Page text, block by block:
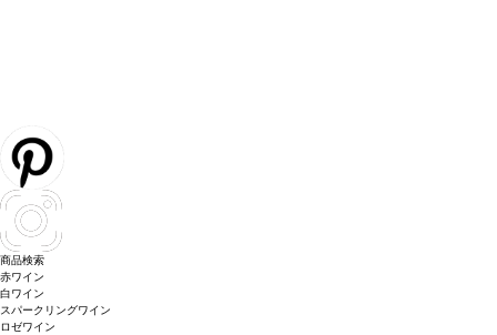
商品検索
赤ワイン
白ワイン
スパークリングワイン
ロゼワイン